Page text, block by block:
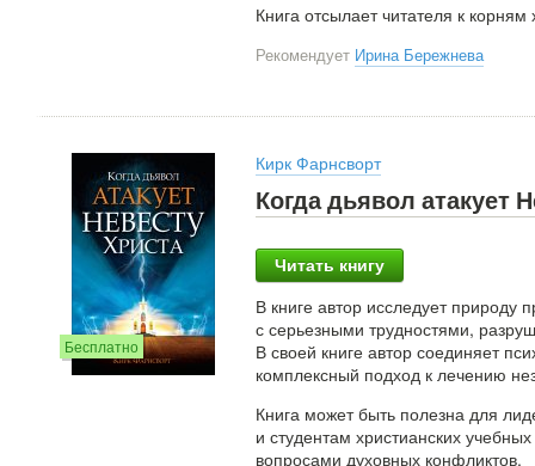
Книга отсылает читателя к
Рекомендует Ирина Бережнева
Бесплатно
Кирк Фарнсворт
Когда дьявол атакует
Читать книгу
В книге автор исследует природу
с серьезными трудностями,
В своей книге автор соединяет
комплексный подход к лечению
Книга может быть полезна для
и студентам христианских
вопросами духовных конфликтов.